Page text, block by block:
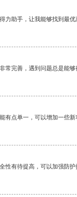
力助手，让我能够找到最优
常完善，遇到问题总是能够
有点单一，可以增加一些
性有待提高，可以加强防护